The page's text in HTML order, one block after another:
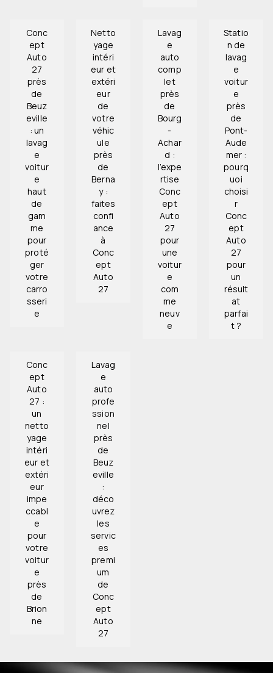
Conc
ept
Auto
27
près
de
Beuz
eville
: un
lavag
e
voitur
e
haut
de
gam
me
pour
proté
ger
votre
carro
sseri
e
Netto
yage
intéri
eur et
extéri
eur
de
votre
véhic
ule
près
de
Berna
y :
faites
confi
ance
à
Conc
ept
Auto
27
Lavag
e
auto
comp
let
près
de
Bourg
-
Achar
d :
l’expe
rtise
Conc
ept
Auto
27
pour
une
voitur
e
com
me
neuv
e
Statio
n de
lavag
e
voitur
e
près
de
Pont-
Aude
mer :
pourq
uoi
choisi
r
Conc
ept
Auto
27
pour
un
résult
at
parfai
t ?
Conc
ept
Auto
27 :
un
netto
yage
intéri
eur et
extéri
eur
impe
ccabl
e
pour
votre
voitur
e
près
de
Brion
ne
Lavag
e
auto
profe
ssion
nel
près
de
Beuz
eville
:
déco
uvrez
les
servic
es
premi
um
de
Conc
ept
Auto
27